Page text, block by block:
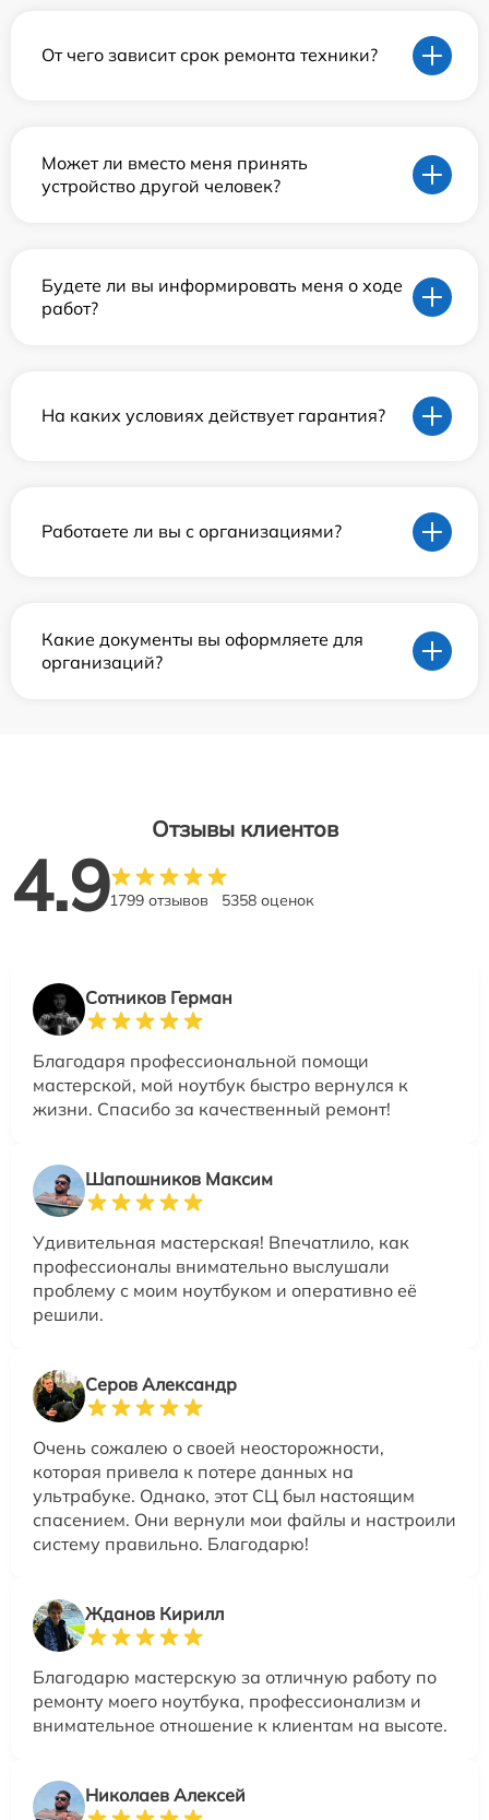
От чего зависит срок ремонта техники?
Может ли вместо меня принять
устройство другой человек?
Будете ли вы информировать меня о ходе
работ?
На каких условиях действует гарантия?
Работаете ли вы с организациями?
Какие документы вы оформляете для
организаций?
Отзывы клиентов
4.91799 отзывов 5358 оценок
Сотников Герман
Благодаря профессиональной помощи
мастерской, мой ноутбук быстро вернулся к
жизни. Спасибо за качественный ремонт!
Шапошников Максим
Удивительная мастерская! Впечатлило, как
профессионалы внимательно выслушали
проблему с моим ноутбуком и оперативно её
решили.
Серов Александр
Очень сожалею о своей неосторожности,
которая привела к потере данных на
ультрабуке. Однако, этот СЦ был настоящим
спасением. Они вернули мои файлы и настроили
систему правильно. Благодарю!
Жданов Кирилл
Благодарю мастерскую за отличную работу по
ремонту моего ноутбука, профессионализм и
внимательное отношение к клиентам на высоте.
Николаев Алексей